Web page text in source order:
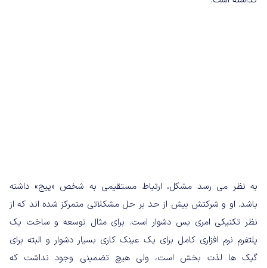
به نظر می رسد مشکل، ارتباط مستقیمی به شخص «پیج» داشته
باشد. او و شرکتش بیش از حد بر حل مشکلاتی متمرکز شده اند که از
نظر تکنیکی امری بس دشوار است. برای مثال توسعه و ساخت یک
پلتفرم نرم افزاری کامل برای یک عینک کاری بسیار دشوار و البته برای
گیک ها لذت بخش است، ولی هیچ تضمینی وجود نداشت که